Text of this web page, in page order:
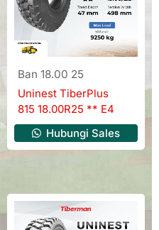
Ban 18.00 25
Uninest TiberPlus
815 18.00R25 ** E4
Hubungi Sales